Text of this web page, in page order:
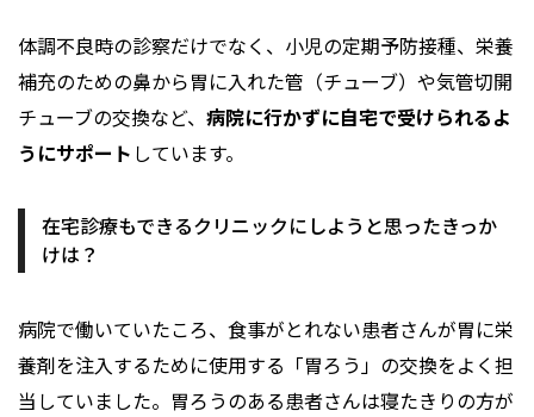
体調不良時の診察だけでなく、小児の定期予防接種、栄養
補充のための鼻から胃に入れた管（チューブ）や気管切開
チューブの交換など、 病院に行かずに自宅で受けられるよ
うにサポート しています。
在宅診療もできるクリニックにしようと思ったきっか
けは？
病院で働いていたころ、食事がとれない患者さんが胃に栄
養剤を注入するために使用する「胃ろう」の交換をよく担
当していました。胃ろうのある患者さんは寝たきりの方が